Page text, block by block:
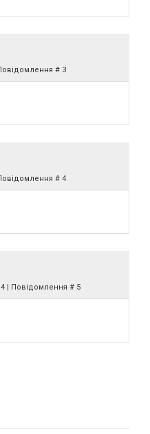
# 3
# 4
| Повідомлення # 5